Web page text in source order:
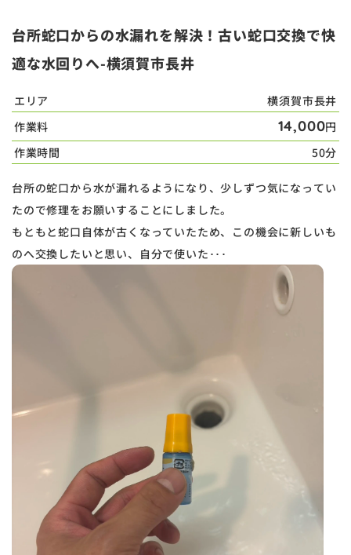
台所蛇口からの水漏れを解決！古い蛇口交換で快
適な水回りへ-横須賀市長井
エリア
横須賀市長井
作業料
14,000円
作業時間
50分
台所の蛇口から水が漏れるようになり、少しずつ気になってい
たので修理をお願いすることにしました。
もともと蛇口自体が古くなっていたため、この機会に新しいも
のへ交換したいと思い、自分で使いた･･･